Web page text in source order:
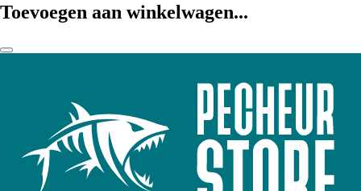
Toevoegen aan winkelwagen...